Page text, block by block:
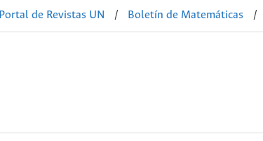
Portal de Revistas UN / Boletín de Matemáticas /